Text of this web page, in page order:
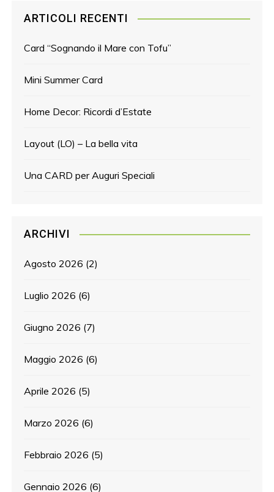
ARTICOLI RECENTI
Card “Sognando il Mare con Tofu”
Mini Summer Card
Home Decor: Ricordi d’Estate
Layout (LO) – La bella vita
Una CARD per Auguri Speciali
ARCHIVI
Agosto 2026 (2)
Luglio 2026 (6)
Giugno 2026 (7)
Maggio 2026 (6)
Aprile 2026 (5)
Marzo 2026 (6)
Febbraio 2026 (5)
Gennaio 2026 (6)